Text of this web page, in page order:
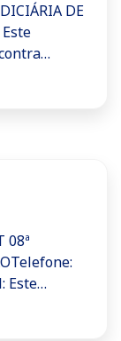
DE
para
de
08ª
Este
para